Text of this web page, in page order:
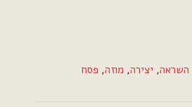
השראה, יצירה, מוזה, פסח